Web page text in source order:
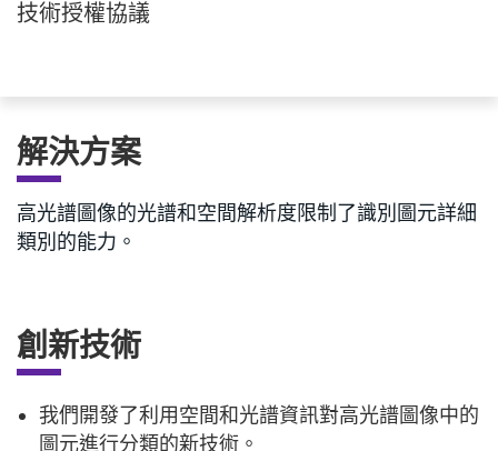
技術授權協議
解決方案
高光譜圖像的光譜和空間解析度限制了識別圖元詳細
類別的能力。
創新技術
我們開發了利用空間和光譜資訊對高光譜圖像中的
圖元進行分類的新技術。